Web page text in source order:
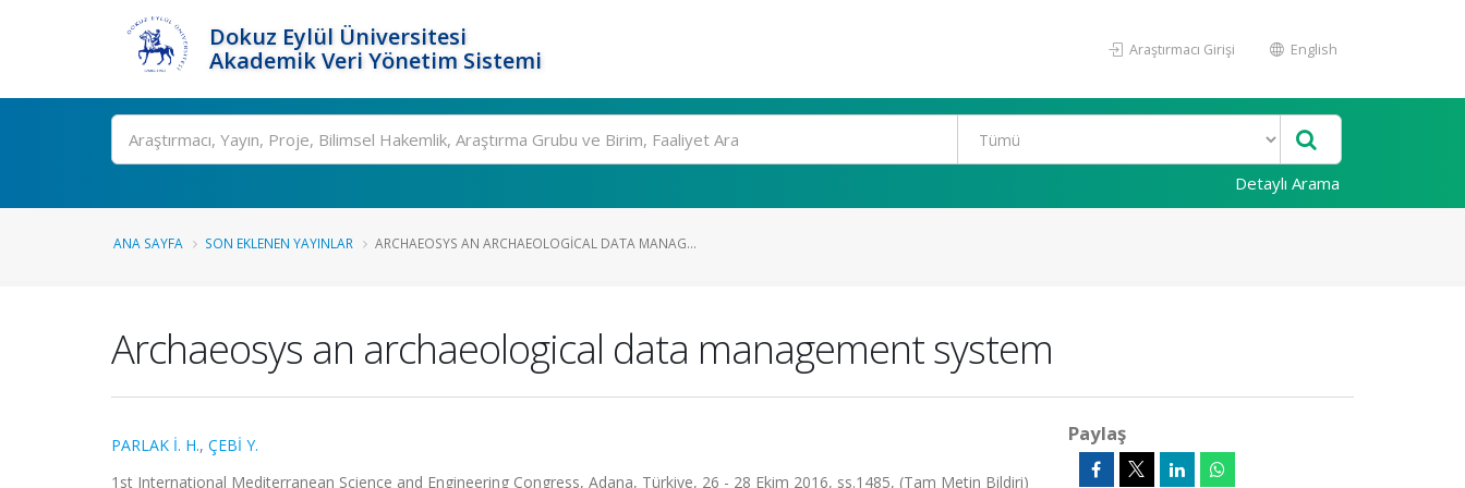
Dokuz Eylül Üniversitesi
Akademik Veri Yönetim Sistemi
Araştırmacı Girişi English
Ara
Detaylı Arama
ANA SAYFA SON EKLENEN YAYINLAR ARCHAEOSYS AN ARCHAEOLOGICAL DATA MANAG...
Archaeosys an archaeological data management system
PARLAK İ. H., ÇEBİ Y.
1st International Mediterranean Science and Engineering Congress, Adana, Türkiye, 26 - 28 Ekim 2016, ss.1485, (Tam Metin Bildiri)
Paylaş